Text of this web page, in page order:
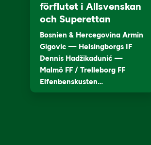
förflutet i Allsvenskan
och Superettan
Bosnien & Hercegovina Armin
Gigovic — Helsingborgs IF
Dennis Hadžikadunić —
Malmö FF / Trelleborg FF
Elfenbenskusten…